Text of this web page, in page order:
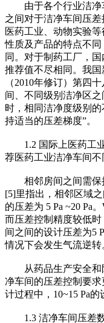
由于各个行业洁净
之间对于洁净车间压差
医药工业、动物实验
性质及产品的特点不
同。对于制药工厂，
推荐值不尽相同。我
（2010年修订）第四
间、不同级别洁净区
时，相同洁净度级别
持适当的压差梯度”。
1.2 国际上医药工业
荐医药工业洁净车间不
相邻房间之间需保持
[5]里指出，相邻区域
的压差为 5 Pa ~20 Pa
而压差控制精度较低
间之间的设计压差为5
情况下会发生气流逆转
从药品生产安全和
净车间的压差控制要
计过程中，10~15 Pa的
1.3 洁净车间压差数